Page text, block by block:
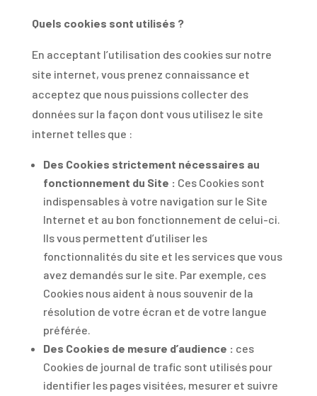
Quels cookies sont utilisés ?
En acceptant l’utilisation des cookies sur notre
site internet, vous prenez connaissance et
acceptez que nous puissions collecter des
données sur la façon dont vous utilisez le site
internet telles que :
Des Cookies strictement nécessaires au
fonctionnement du Site : Ces Cookies sont
indispensables à votre navigation sur le Site
Internet et au bon fonctionnement de celui-ci.
Ils vous permettent d’utiliser les
fonctionnalités du site et les services que vous
avez demandés sur le site. Par exemple, ces
Cookies nous aident à nous souvenir de la
résolution de votre écran et de votre langue
préférée.
Des Cookies de mesure d’audience : ces
Cookies de journal de trafic sont utilisés pour
identifier les pages visitées, mesurer et suivre